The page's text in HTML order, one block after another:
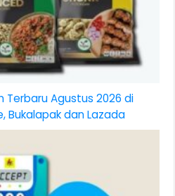
Terbaru Agustus 2026 di
Bukalapak dan Lazada